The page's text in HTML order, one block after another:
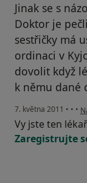
Jinak se s
Doktor je
sestřičky má
ordinaci v
dovolit když
k němu dané
7. května 2011 • • •
Vy jste ten
Zaregistrujte